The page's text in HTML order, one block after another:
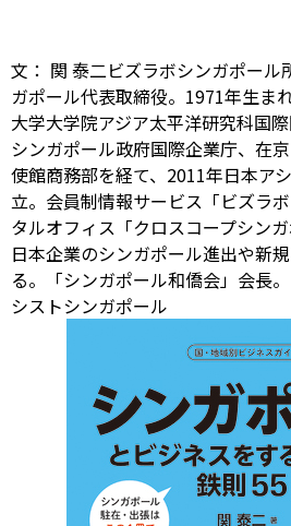
文： 関 泰二ビズラボシンガポール
ガポール代表取締役。1971年生ま
大学大学院アジア太平洋研究科国
シンガポール政府国際企業庁、在
使館商務部を経て、2011年日本ア
立。会員制情報サービス「ビズラ
タルオフィス「クロスコープシンガ
日本企業のシンガポール進出や新
る。「シンガポール和僑会」会長
シストシンガポール